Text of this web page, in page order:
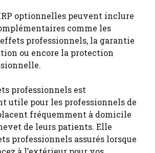
optionnelles peuvent inclure
comme les
professionnels, la garantie
ou encore la protection
professionnels est
utile pour les professionnels de
fréquemment à domicile
de leurs patients. Elle
professionnels assurés lorsque